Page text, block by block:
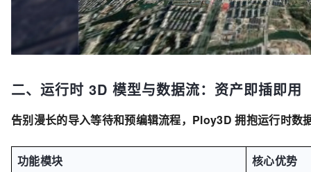
二、运行时 3D 模型与数据流：资产即插即用
告别漫长的导入等待和预编辑流程，Ploy3D 拥抱运行时数
功能模块
核心优势